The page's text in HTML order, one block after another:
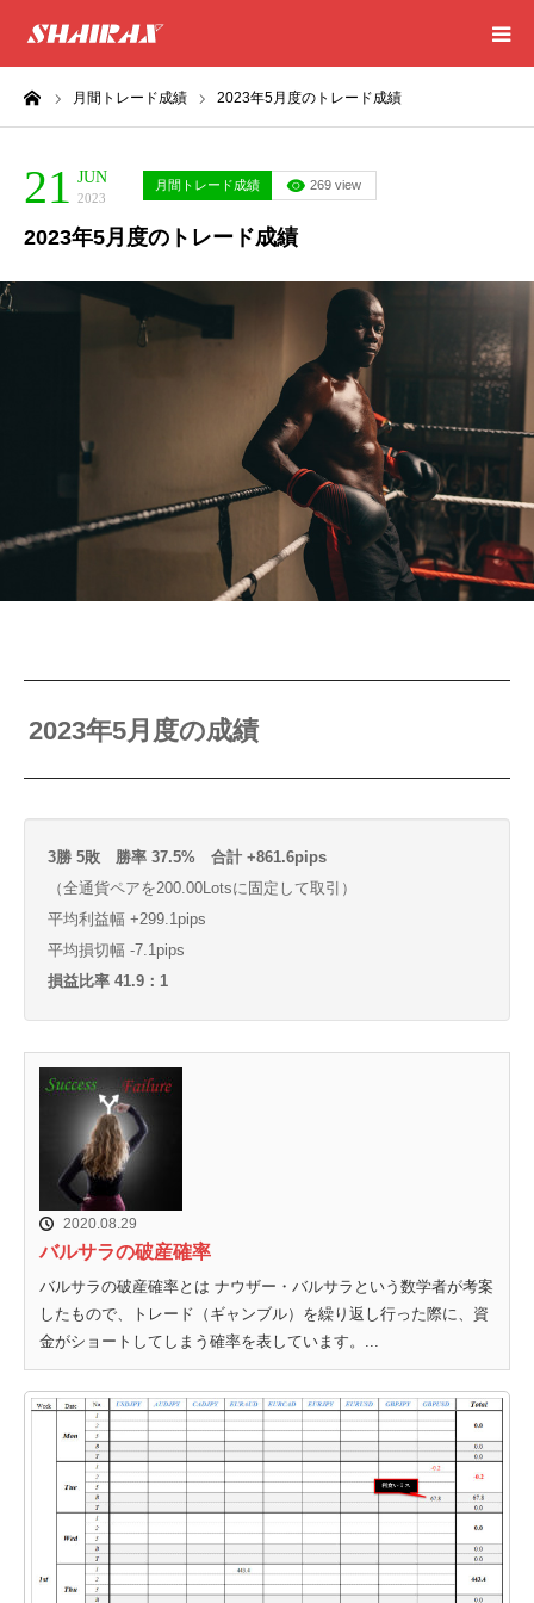
月間トレード成績 2023年5月度のトレード成績
21 JUN
2023
月間トレード成績 269 view
2023年5月度のトレード成績
2023年5月度の成績
3勝 5敗 勝率 37.5% 合計 +861.6pips
（全通貨ペアを200.00Lotsに固定して取引）
平均利益幅 +299.1pips
平均損切幅 -7.1pips
損益比率 41.9：1
2020.08.29
バルサラの破産確率
バルサラの破産確率とは ナウザー・バルサラという数学者が考案
したもので、トレード（ギャンブル）を繰り返し行った際に、資
金がショートしてしまう確率を表しています。...
HOME
RESULT
SUCCESS
CONSULTING
NEWS
CONTACT